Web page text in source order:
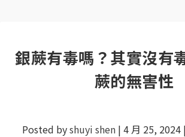
銀蕨有毒嗎？其實沒有
蕨的無害性
Posted byshuyi shen | 4 月 25, 2024 |